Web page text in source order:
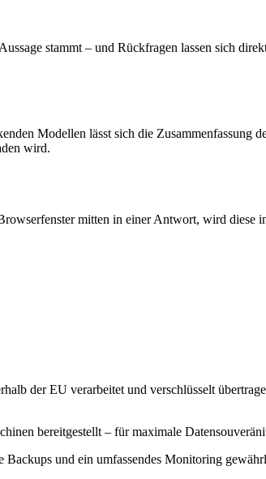
stammt – und Rückfragen lassen sich
Modellen lässt sich die Zusammenfassung
wird.
mitten in einer Antwort, wird diese
der EU verarbeitet und verschlüsselt
bereitgestellt – für maximale
und ein umfassendes Monitoring